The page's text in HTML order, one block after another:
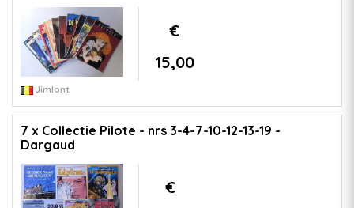
€
15,00
Jimlont
7 x Collectie Pilote - nrs 3-4-7-10-12-13-19 -
Dargaud
€